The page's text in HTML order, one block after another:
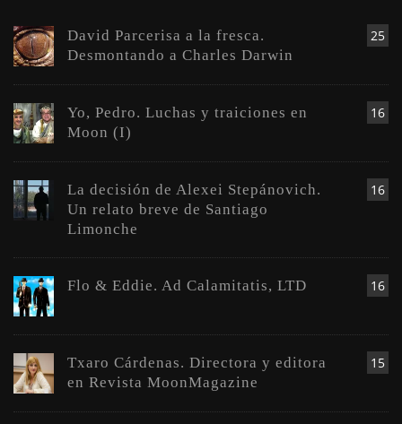
25
David Parcerisa a la fresca.
Desmontando a Charles Darwin
16
Yo, Pedro. Luchas y traiciones en
Moon (I)
16
La decisión de Alexei Stepánovich.
Un relato breve de Santiago
Limonche
16
Flo & Eddie. Ad Calamitatis, LTD
15
Txaro Cárdenas. Directora y editora
en Revista MoonMagazine